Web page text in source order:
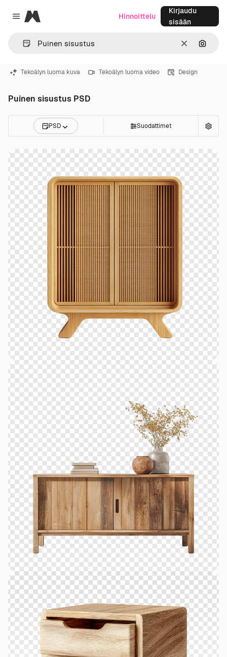
Close menu
Magnific
SelkeäHae
Hinnoittelu
Kirjaudu
sisään
Tekoälyn luoma kuva Tekoälyn luoma video Design
Puinen sisustus PSD
PSD Suodattimet